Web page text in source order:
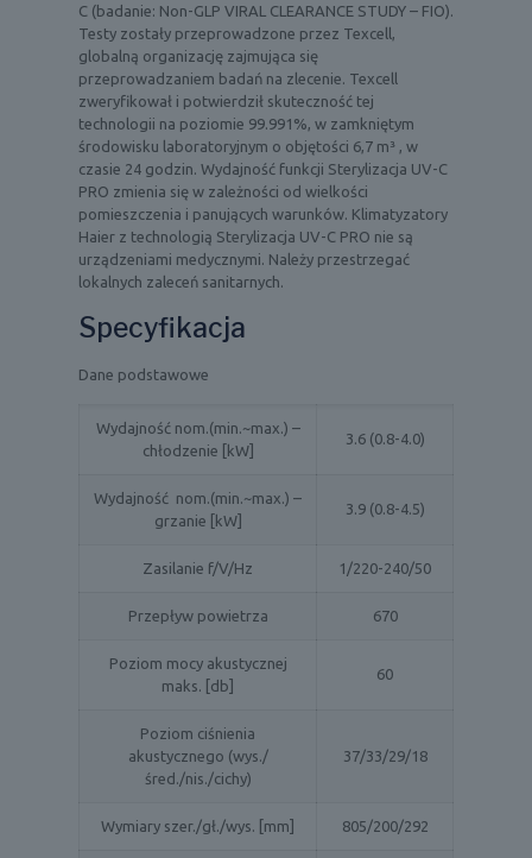
C (badanie: Non-GLP VIRAL CLEARANCE STUDY – FIO).
Testy zostały przeprowadzone przez Texcell,
globalną organizację zajmująca się
przeprowadzaniem badań na zlecenie. Texcell
zweryfikował i potwierdził skuteczność tej
technologii na poziomie 99.991%, w zamkniętym
środowisku laboratoryjnym o objętości 6,7 m³ , w
czasie 24 godzin. Wydajność funkcji Sterylizacja UV-C
PRO zmienia się w zależności od wielkości
pomieszczenia i panujących warunków. Klimatyzatory
Haier z technologią Sterylizacja UV-C PRO nie są
urządzeniami medycznymi. Należy przestrzegać
lokalnych zaleceń sanitarnych.
Specyfikacja
Dane podstawowe
Wydajność nom.(min.~max.) –
chłodzenie [kW]
3.6 (0.8-4.0)
Wydajność nom.(min.~max.) –
grzanie [kW]
3.9 (0.8-4.5)
Zasilanie f/V/Hz 1/220-240/50
Przepływ powietrza 670
Poziom mocy akustycznej
maks. [db]
60
Poziom ciśnienia
akustycznego (wys./
śred./nis./cichy)
37/33/29/18
Wymiary szer./gł./wys. [mm] 805/200/292